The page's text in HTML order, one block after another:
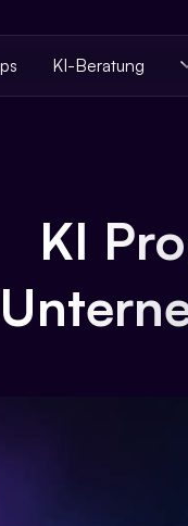
KI-Beratung
KI